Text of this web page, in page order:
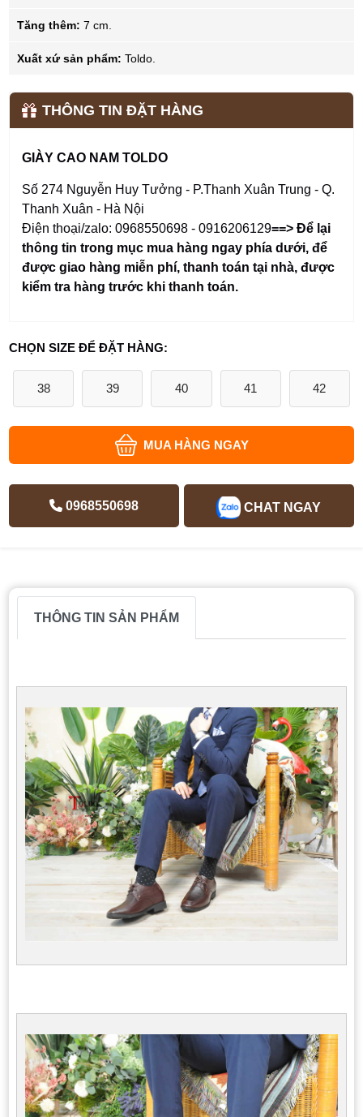
Tăng thêm: 7 cm.
Xuất xứ sản phẩm: Toldo.
THÔNG TIN ĐẶT HÀNG
GIÀY CAO NAM TOLDO
Số 274 Nguyễn Huy Tưởng - P.Thanh Xuân Trung - Q.
Thanh Xuân - Hà Nội
Điện thoại/zalo: 0968550698 - 0916206129==> Để lại
thông tin trong mục mua hàng ngay phía dưới,để
được giao hàng miễn phí, thanh toán tại nhà, được
kiểm tra hàng trước khi thanh toán.
CHỌN SIZE ĐỂ ĐẶT HÀNG:
38 39 40 41 42
MUA HÀNG NGAY
0968550698 CHAT NGAY
THÔNG TIN SẢN PHẨM